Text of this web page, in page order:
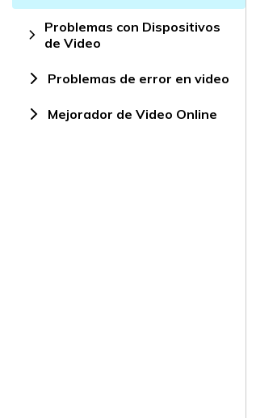
Problemas con Dispositivos
de Video
Problemas de error en video
Mejorador de Video Online